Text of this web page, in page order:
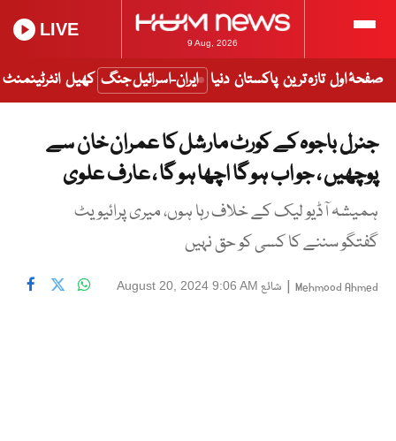
9 Aug, 2026
LIVE
صفحۂ اول تازہ ترین پاکستان دنیا ایران-اسرائیل جنگ کھیل انٹرٹینمنٹ
جنرل باجوہ کے کورٹ مارشل کا عمران خان سے
پوچھیں ، جو اب ہو گا اچھا ہو گا ، عارف علوی
ہمیشہ آڈیو لیک کے خلاف رہا ہوں، میری پرائیویٹ
گفتگو سننے کا کسی کو حق نہیں
Mehmood Ahmed
| شائع August 20, 2024 9:06 AM